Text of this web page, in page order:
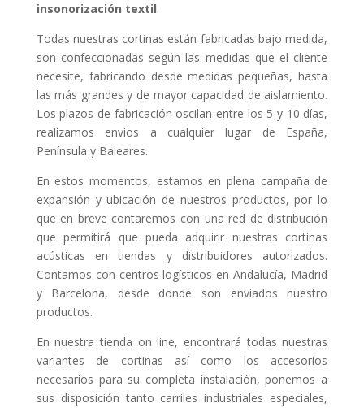
insonorización textil.
Todas nuestras cortinas están fabricadas bajo medida,
son confeccionadas según las medidas que el cliente
necesite, fabricando desde medidas pequeñas, hasta
las más grandes y de mayor capacidad de aislamiento.
Los plazos de fabricación oscilan entre los 5 y 10 días,
realizamos envíos a cualquier lugar de España,
Península y Baleares.
En estos momentos, estamos en plena campaña de
expansión y ubicación de nuestros productos, por lo
que en breve contaremos con una red de distribución
que permitirá que pueda adquirir nuestras cortinas
acústicas en tiendas y distribuidores autorizados.
Contamos con centros logísticos en Andalucía, Madrid
y Barcelona, desde donde son enviados nuestro
productos.
En nuestra tienda on line, encontrará todas nuestras
variantes de cortinas así como los accesorios
necesarios para su completa instalación, ponemos a
sus disposición tanto carriles industriales especiales,